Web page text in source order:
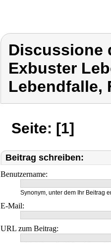
Discussione
Exbuster
Lebendfalle,
Seite: [1]
Beitrag schreiben:
Benutzername:
Synonym, unter dem Ihr Beitrag
E-Mail:
URL zum Beitrag: